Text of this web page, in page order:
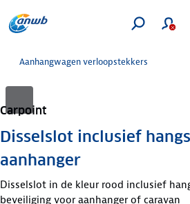
Aanhangwagen verloopstekkers
Carpoint
Disselslot inclusief
aanhanger
Disselslot in de kleur rood inclusief
beveiliging voor aanhanger of caravan